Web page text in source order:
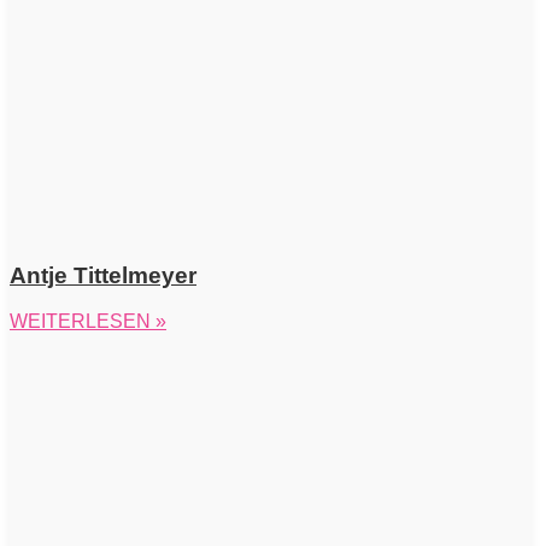
Antje Tittelmeyer
WEITERLESEN »